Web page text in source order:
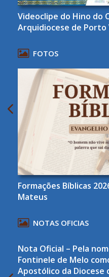
Videoclipe do Hino do
Arquidiocese de Porto
FOTOS
Formações Bíblicas
Mateus
NOTAS OFICIAS
Nota Oficial – Pela
Fontinele de Melo
Apostólico da Diocese